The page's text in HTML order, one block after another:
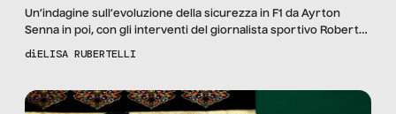
Un’indagine sull’evoluzione della sicurezza in F1 da Ayrton
Senna in poi, con gli interventi del giornalista sportivo Roberto
Chinchero e del direttore dell’autodromo di Imola Pietro
diELISA RUBERTELLI